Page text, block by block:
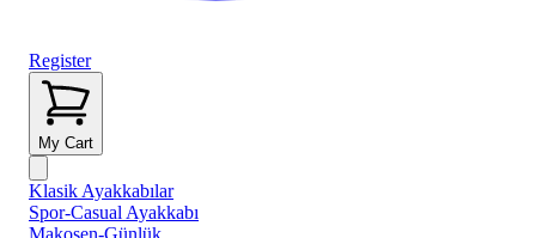
Register
My Cart
Klasik Ayakkabılar
Spor-Casual Ayakkabı
Makosen-Günlük